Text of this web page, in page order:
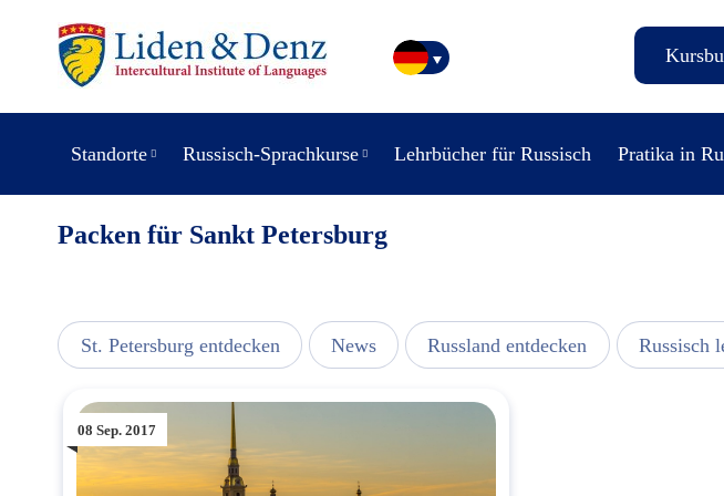
Standorte Russisch-Sprachkurse Lehrbücher für Russisch Pratika in
Packen für Sankt Petersburg
St. Petersburg entdecken News Russland entdecken Russisch
08 Sep. 2017